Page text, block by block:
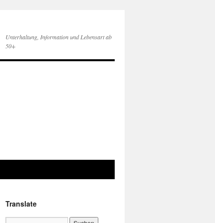
Unterhaltung, Information und Lebensart ab
50+
Translate